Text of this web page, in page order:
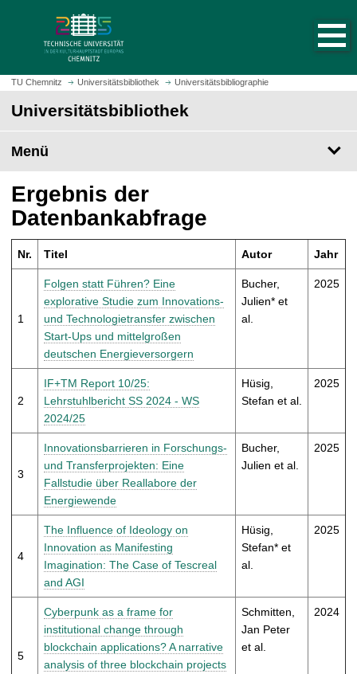
z
m
t
e
i
t
u
f
u
f
TU Chemnitz Universitätsbibliothek Universitätsbibliographie
Universitätsbibliothek
Menü
Ergebnis der
Datenbankabfrage
Nr. Titel Autor Jahr
1
Folgen statt Führen? Eine
explorative Studie zum Innovations-
und Technologietransfer zwischen
Start-Ups und mittelgroßen
deutschen Energieversorgern
Bucher,
Julien* et
al.
2025
2
IF+TM Report 10/25:
Lehrstuhlbericht SS 2024 - WS
2024/25
Hüsig,
Stefan et al.
2025
3
Innovationsbarrieren in Forschungs-
und Transferprojekten: Eine
Fallstudie über Reallabore der
Energiewende
Bucher,
Julien et al.
2025
4
The Influence of Ideology on
Innovation as Manifesting
Imagination: The Case of Tescreal
and AGI
Hüsig,
Stefan* et
al.
2025
5
Cyberpunk as a frame for
institutional change through
blockchain applications? A narrative
analysis of three blockchain projects
Schmitten,
Jan Peter
et al.
2024